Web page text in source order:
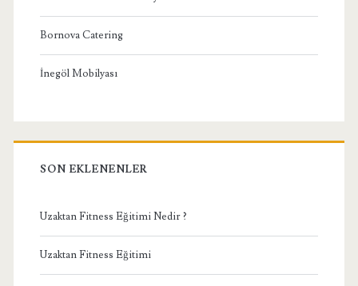
Bornova Catering
İnegöl Mobilyası
SON EKLENENLER
Uzaktan Fitness Eğitimi Nedir ?
Uzaktan Fitness Eğitimi